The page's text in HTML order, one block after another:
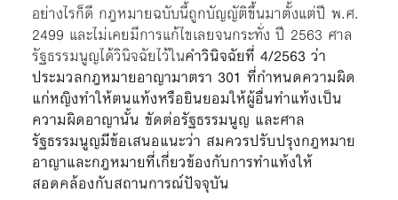
อย่างไรก็ดี กฎหมายฉบับนี้ถูกบัญญัติขึ้นมาตั้งแต่ปี พ.ศ.
2499 และไม่เคยมีการแก้ไขเลยจนกระทั่ง ปี 2563 ศาล
รัฐธรรมนูญได้วินิจฉัยไว้ในคำวินิจฉัยที่ 4/2563 ว่า
ประมวลกฎหมายอาญามาตรา 301 ที่กำหนดความผิด
แก่หญิงทำให้ตนแท้งหรือยินยอมให้ผู้อื่นทำแท้งเป็น
ความผิดอาญานั้น ขัดต่อรัฐธรรมนูญ และศาล
รัฐธรรมนูญมีข้อเสนอแนะว่า สมควรปรับปรุงกฎหมาย
อาญาและกฎหมายที่เกี่ยวข้องกับการทำแท้งให้
สอดคล้องกับสถานการณ์ปัจจุบัน